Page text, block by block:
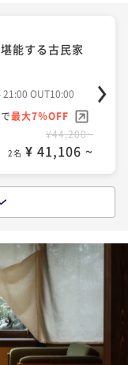
酒＆郷土料理
17:30 OUT10:00
最大7％OFF
¥67,600~
2名 ¥ 62,868 ~
なす料理と地
OUT10:00
最大7％OFF
¥71,600~
2名 ¥ 66,588 ~
能する古民家
21:00 OUT10:00
最大7％OFF
¥44,200~
2名 ¥ 41,106 ~
】島根の地酒
き＞
OUT10:00
最大7％OFF
¥49,600~
2名 ¥ 46,128 ~